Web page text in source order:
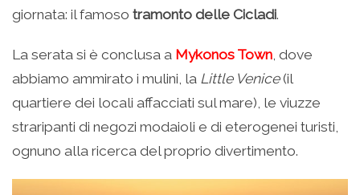
giornata: il famoso tramonto delle Cicladi.
La serata si è conclusa a Mykonos Town, dove
abbiamo ammirato i mulini, la Little Venice(il
quartiere dei locali affacciati sul mare), le viuzze
straripanti di negozi modaioli e di eterogenei turisti,
ognuno alla ricerca del proprio divertimento.